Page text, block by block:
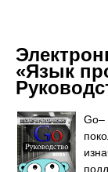
«Язык
Go–